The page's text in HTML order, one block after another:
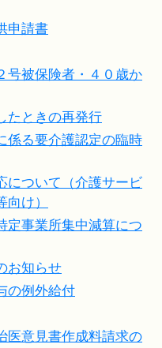
申請書
号被保険者・４０歳か
たときの再発行
係る要介護認定の臨時
について（介護サービ
け）
定事業所集中減算につ
お知らせ
の例外給付
医意見書作成料請求の